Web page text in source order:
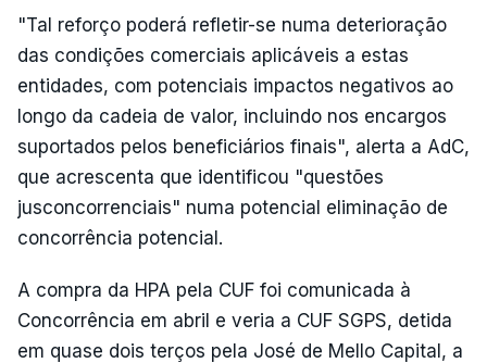
"Tal reforço poderá refletir-se numa deterioração
das condições comerciais aplicáveis a estas
entidades, com potenciais impactos negativos ao
longo da cadeia de valor, incluindo nos encargos
suportados pelos beneficiários finais", alerta a AdC,
que acrescenta que identificou "questões
jusconcorrenciais" numa potencial eliminação de
concorrência potencial.
A compra da HPA pela CUF foi comunicada à
Concorrência em abril e veria a CUF SGPS, detida
em quase dois terços pela José de Mello Capital, a